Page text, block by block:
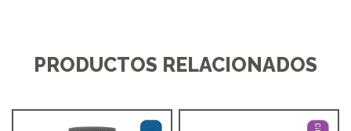
PRODUCTOS RELACIONADOS